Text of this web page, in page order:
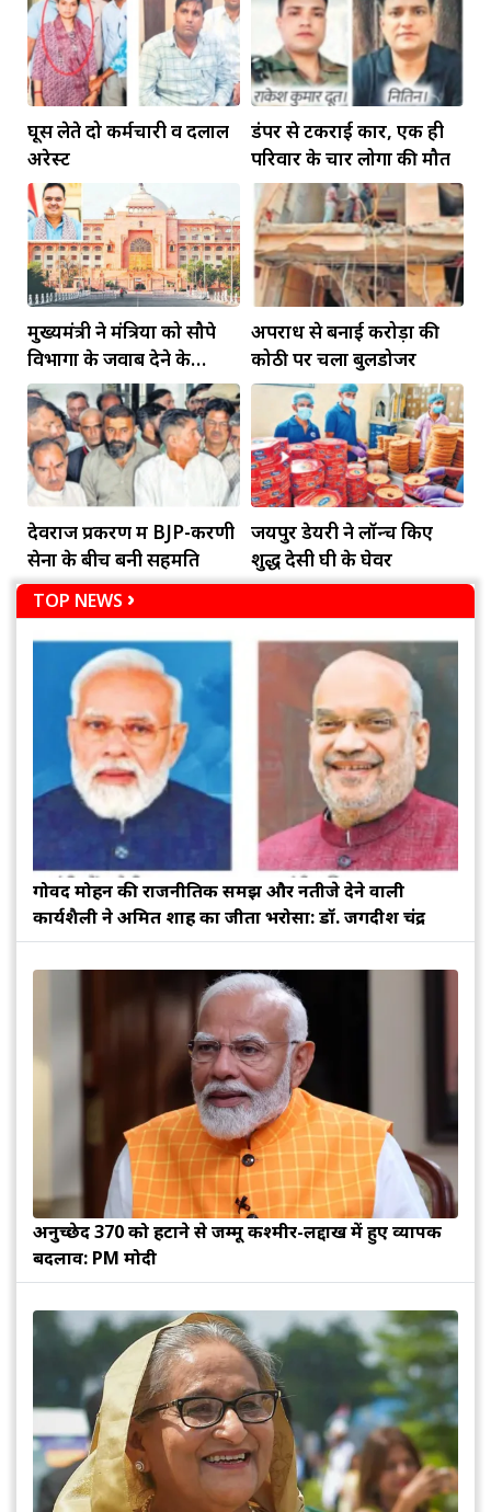
घूस लेते दो कर्मचारी व दलाल
अरेस्ट
डंपर से टकराई कार, एक ही
परिवार के चार लोगों की मौत
मुख्यमंत्री ने मंत्रियों को सौपे
विभागों के जवाब देने के
दायित्व
अपराध से बनाई करोड़ों की
कोठी पर चला बुलडोजर
देवराज प्रकरण में BJP-करणी
सेना के बीच बनी सहमति
जयपुर डेयरी ने लॉन्च किए
शुद्ध देसी घी के घेवर
TOP NEWS
गोविंद मोहन की राजनीतिक समझ और नतीजे देने वाली
कार्यशैली ने अमित शाह का जीता भरोसा: डॉ. जगदीश चंद्र
अनुच्छेद 370 को हटाने से जम्मू कश्मीर-लद्दाख में हुए व्यापक
बदलाव: PM मोदी